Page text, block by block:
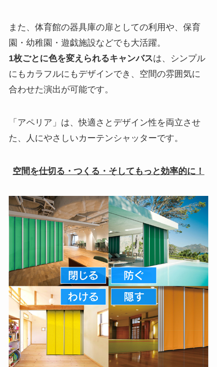
また、体育館の器具庫の扉としての利用や、保育
園・幼稚園・遊戯施設などでも大活躍。
1枚ごとに色を変えられるキャンバスは、シンプル
にもカラフルにもデザインでき、空間の雰囲気に
合わせた演出が可能です。
「アペリア」は、快適さとデザイン性を両立させ
た、人にやさしいカーテンシャッターです。
空間を仕切る・つくる・そしてもっと効率的に！